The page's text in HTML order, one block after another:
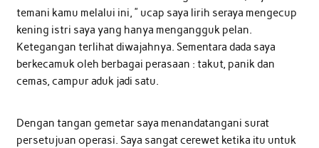
temani kamu melalui ini, ” ucap saya lirih seraya mengecup
kening istri saya yang hanya mengangguk pelan.
Ketegangan terlihat diwajahnya. Sementara dada saya
berkecamuk oleh berbagai perasaan : takut, panik dan
cemas, campur aduk jadi satu.
Dengan tangan gemetar saya menandatangani surat
persetujuan operasi. Saya sangat cerewet ketika itu untuk